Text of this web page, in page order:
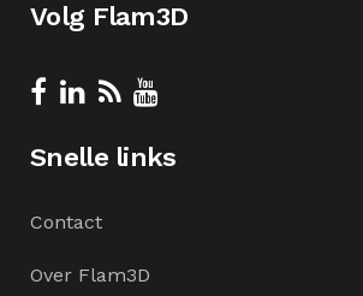
Volg Flam3D
Snelle links
Contact
Over Flam3D